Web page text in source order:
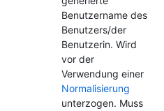
Benutzername des
Benutzers/der
Benutzerin. Wird
vor der
Verwendung einer
Normalisierung
unterzogen. Muss